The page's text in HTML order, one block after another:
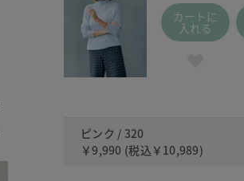
カートに
入れる
ピンク / 320
￥9,990 (税込 ￥10,989)